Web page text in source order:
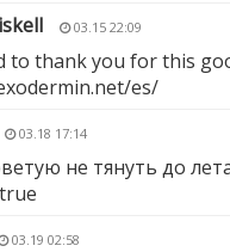
03.15 22:09
to thank you for this
es/
03.18 17:14
не тянуть до
03.19 02:58